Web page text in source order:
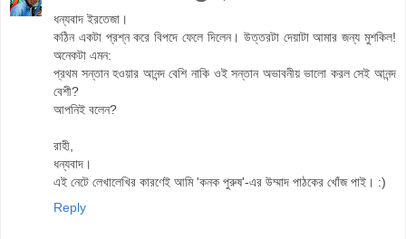
ধন্যবাদ ইরতেজা।
কঠিন একটা প্রশ্ন করে বিপদে ফেলে দিলেন। উত্তরটা দেয়াটা আমার জন্য মুশকিল!
অনেকটা এমন:
প্রথম সন্তান হওয়ার আনন্দ বেশি নাকি ওই সন্তান অভাবনীয় ভালো করল সেই আনন্দ
বেশী?
আপনিই বলেন?
রাহী,
ধন্যবাদ।
এই নেটে লেখালেখির কারণেই আমি 'কনক পুরুষ'-এর উম্মাদ পাঠকের খোঁজ পাই। :)
Reply